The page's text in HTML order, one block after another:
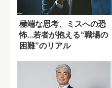
極端な思考、ミスへの恐
怖...若者が抱える“職場の
困難”のリアル